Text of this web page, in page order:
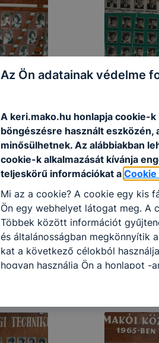
Az Ön adatainak védelme
A keri.mako.hu honlapja cookie-
böngészésre használt eszközén,
minősülhetnek. Az alábbiakban
cookie-k alkalmazását kívánja
teljeskörű információkat a
Mi az a cookie? A cookie egy kis
Ön egy webhelyet látogat meg. A
Többek között információt
és általánosságban megkönnyítik a
kat a következő célokból
hogyan használja Ön a honlapot -
részeit látogatja, vagy használja
biztosítsunk Önnek még jobb
oldalunkat, honlap fejlesztése.
cookie-kat? Minden modern
változtatását. A legtöbb